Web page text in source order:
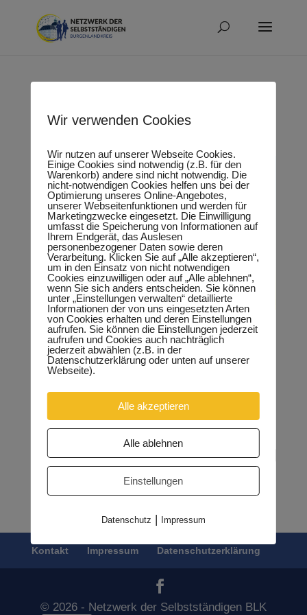
facebook-klein
Kontakt Impressum Datenschutzerklärung
© 2026 - Netzwerk der Selbstständigen BLK
Wir verwenden Cookies
Wir nutzen auf unserer Webseite Cookies.
Einige Cookies sind notwendig (z.B. für den
Warenkorb) andere sind nicht notwendig. Die
nicht-notwendigen Cookies helfen uns bei der
Optimierung unseres Online-Angebotes,
unserer Webseitenfunktionen und werden für
Marketingzwecke eingesetzt. Die Einwilligung
umfasst die Speicherung von Informationen auf
Ihrem Endgerät, das Auslesen
personenbezogener Daten sowie deren
Verarbeitung. Klicken Sie auf „Alle akzeptieren“,
um in den Einsatz von nicht notwendigen
Cookies einzuwilligen oder auf „Alle ablehnen“,
wenn Sie sich anders entscheiden. Sie können
unter „Einstellungen verwalten“ detaillierte
Informationen der von uns eingesetzten Arten
von Cookies erhalten und deren Einstellungen
aufrufen. Sie können die Einstellungen jederzeit
aufrufen und Cookies auch nachträglich
jederzeit abwählen (z.B. in der
Datenschutzerklärung oder unten auf unserer
Webseite).
Alle akzeptieren
Alle ablehnen
Einstellungen
Datenschutz | Impressum